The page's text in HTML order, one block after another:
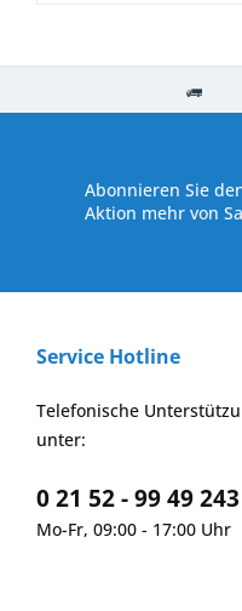
Abonnieren Sie
Aktion mehr von
Service Hotline
Telefonische
unter:
0 21 52 - 99 49 243
Mo-Fr, 09:00 - 17:00 Uhr